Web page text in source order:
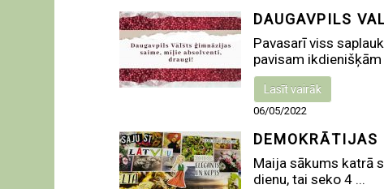
DAUGAVPILS
Pavasarī viss
pavisam ikdienišķām
Lasīt vairāk
06/05/2022
Maija sākums katrā
dienu, tai seko 4 ...